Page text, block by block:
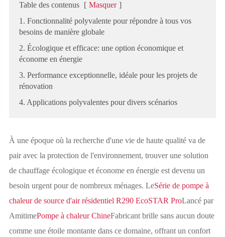
Table des contenus [ Masquer ]
1. Fonctionnalité polyvalente pour répondre à tous vos
besoins de manière globale
2. Écologique et efficace: une option économique et
économe en énergie
3. Performance exceptionnelle, idéale pour les projets de
rénovation
4. Applications polyvalentes pour divers scénarios
À une époque où la recherche d'une vie de haute qualité va de
pair avec la protection de l'environnement, trouver une solution
de chauffage écologique et économe en énergie est devenu un
besoin urgent pour de nombreux ménages. LeSérie de pompe à
chaleur de source d'air résidentiel R290 EcoSTAR ProLancé par
AmitimePompe à chaleur ChineFabricant brille sans aucun doute
comme une étoile montante dans ce domaine, offrant un confort